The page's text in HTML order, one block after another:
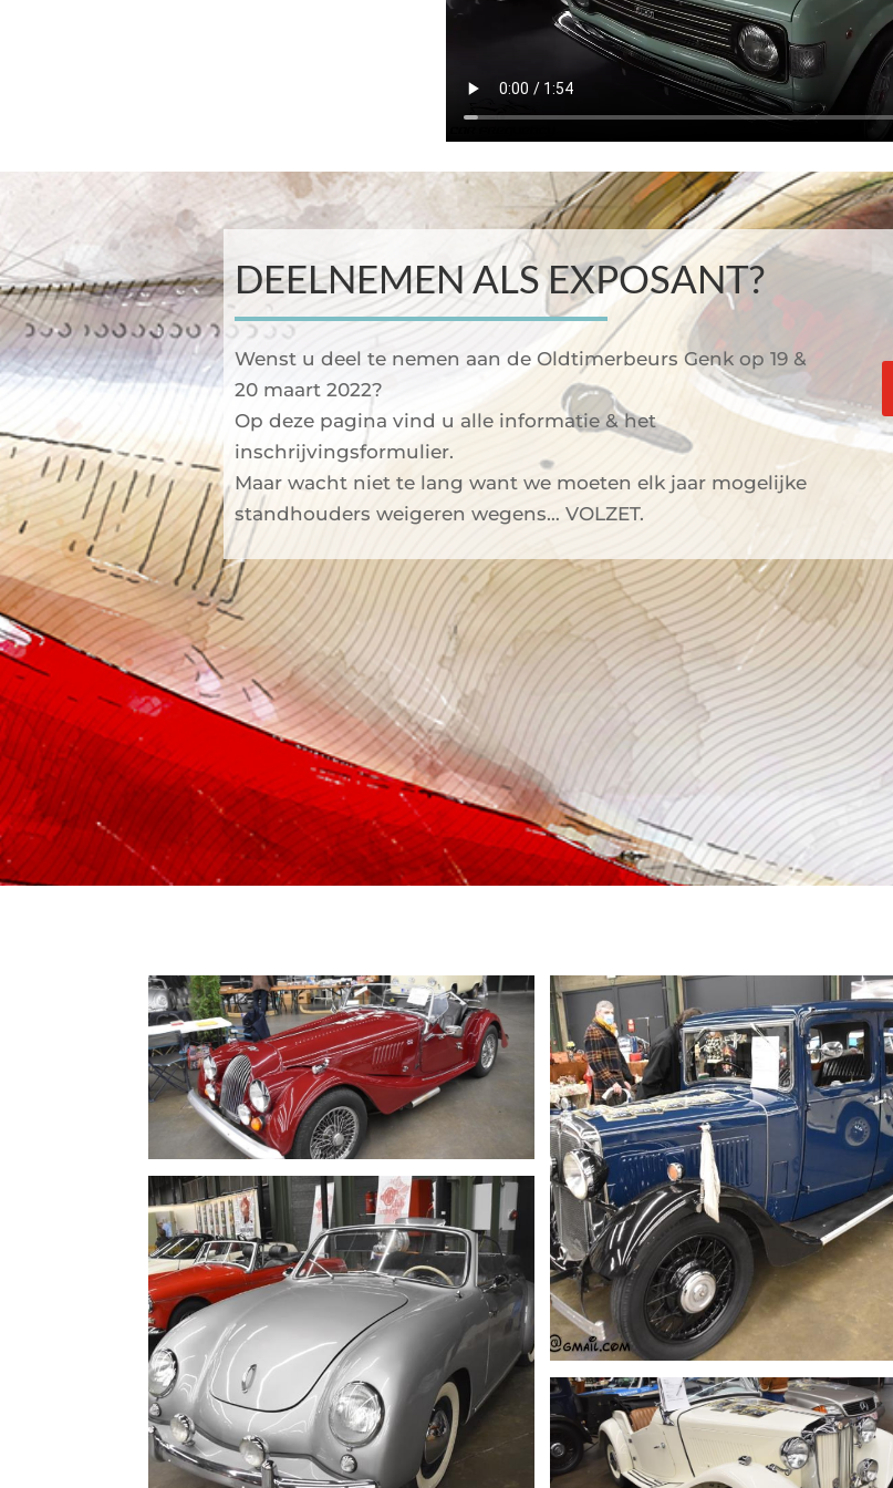
DEELNEMEN ALS EXPOSANT?
Wenst u deel te nemen aan de Oldtimerbeurs Genk op 19 &
20 maart 2022?
Op deze pagina vind u alle informatie & het
inschrijvingsformulier.
Maar wacht niet te lang want we moeten elk jaar mogelijke
standhouders weigeren wegens… VOLZET.